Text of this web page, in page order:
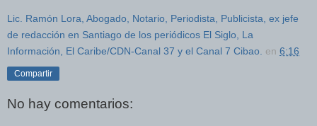
Lic. Ramón Lora, Abogado, Notario, Periodista, Publicista, ex jefe
de redacción en Santiago de los periódicos El Siglo, La
Información, El Caribe/CDN-Canal 37 y el Canal 7 Cibao. en 6:16
Compartir
No hay comentarios: